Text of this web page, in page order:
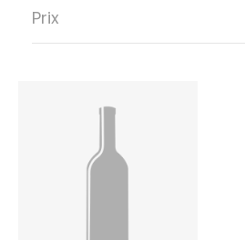
Prix